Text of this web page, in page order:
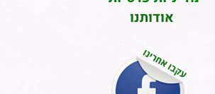
אודותנו